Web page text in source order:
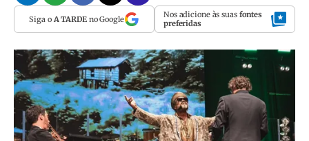
Siga o A TARDEno Google Nos adicione às suas fontes
preferidas